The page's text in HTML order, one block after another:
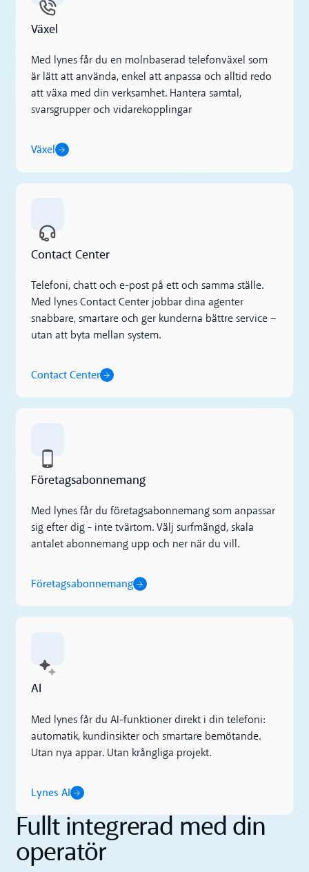
Växel
Med lynes får du en molnbaserad telefonväxel som
är lätt att använda, enkel att anpassa och alltid redo
att växa med din verksamhet. Hantera samtal,
svarsgrupper och vidarekopplingar
Växel
Contact Center
Telefoni, chatt och e-post på ett och samma ställe.
Med lynes Contact Center jobbar dina agenter
snabbare, smartare och ger kunderna bättre service –
utan att byta mellan system.
Contact Center
Företagsabonnemang
Med lynes får du företagsabonnemang som anpassar
sig efter dig - inte tvärtom. Välj surfmängd, skala
antalet abonnemang upp och ner när du vill.
Företagsabonnemang
AI
Med lynes får du AI-funktioner direkt i din telefoni:
automatik, kundinsikter och smartare bemötande.
Utan nya appar. Utan krångliga projekt.
Lynes AI
Fullt integrerad med din
operatör